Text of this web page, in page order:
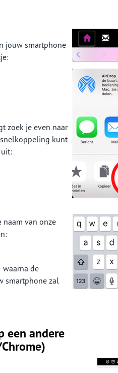
jouw smartphone
zoek je even naar
kunt
uit:
naam van onze
waarna de
smartphone zal
een andere